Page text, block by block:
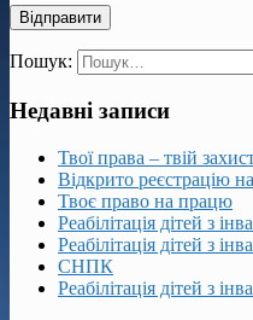
Пошук:
Недавні записи
Твої права – твій
Відкрито реєстрацію
Твоє право на працю
Реабілітація дітей з
Реабілітація дітей з
СНПК
Реабілітація дітей з